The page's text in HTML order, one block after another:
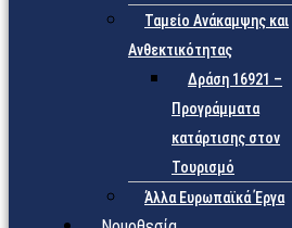
Ταμείο Ανάκαμψης και
Ανθεκτικότητας
Δράση 16921 –
Προγράμματα
κατάρτισης στον
Τουρισμό
Άλλα Ευρωπαϊκά Έργα